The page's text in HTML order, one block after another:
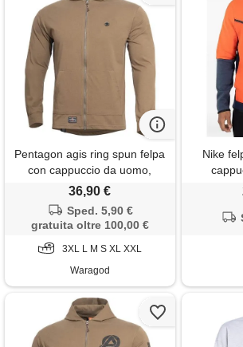
Pentagon agis ring spun felpa
con cappuccio da uomo,
coyote,
36,90 €
Sped. 5,90 €
gratuita oltre 100,00 €
3XL L M S XL XXL
Waragod
Nike